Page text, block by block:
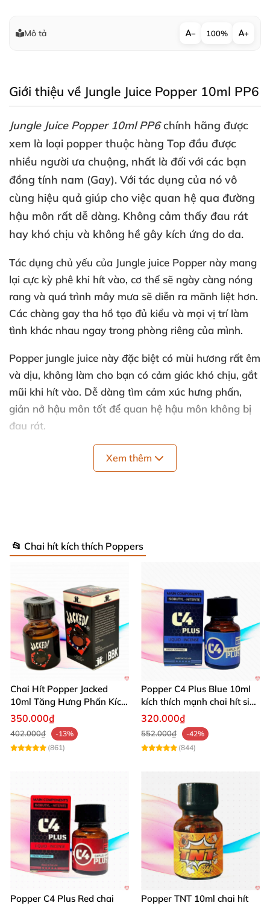
Mô tả − 100% +
Giới thiệu về Jungle Juice Popper 10ml PP6
Jungle Juice Popper 10ml PP6chính hãng được
xem là loại popper thuộc hàng Top đầu được
nhiều người ưa chuộng, nhất là đối với các bạn
đồng tính nam (Gay). Với tác dụng của nó vô
cùng hiệu quả giúp cho việc quan hệ qua đường
hậu môn rất dễ dàng. Không cảm thấy đau rát
hay khó chịu và không hề gây kích ứng do da.
Tác dụng chủ yếu của Jungle juice Popper này mang
lại cực kỳ phê khi hít vào, cơ thể sẽ ngày càng nóng
rang và quá trình mây mưa sẽ diễn ra mãnh liệt hơn.
Các chàng gay tha hồ tạo đủ kiểu và mọi vị trí làm
tình khác nhau ngay trong phòng riêng của mình.
Popper jungle juice này đặc biệt có mùi hương rất êm
và dịu, không làm cho bạn có cảm giác khó chịu, gắt
mũi khi hít vào. Dễ dàng tìm cảm xúc hưng phấn,
giản nở hậu môn tốt để quan hệ hậu môn không bị
đau rát.
Nhưng bạn phải nhớ dùng kèm thêm Gel bôi trơn
dành cho hậu mônnhé. Cơ địa hấp thụ tốt còn làm
Các loại Jungle Juice Popper 10ml PP6 cho bạn tham khảo.
Thông tin chi tiết về sản phẩm Jungle Juice
Popper 10ml PP6
Thể loại: Sextoy đồng tính, poppers.
Xem thêm
📂 Chai hít kích thích Poppers
Chai Hít Popper Jacked
10ml Tăng Hưng Phấn Kích
Thích Mạnh Mẽ
350.000₫
402.000₫
-13%
(861)
Popper C4 Plus Blue 10ml
kích thích mạnh chai hít siêu
đỉnh
320.000₫
552.000₫
-42%
(844)
Popper C4 Plus Red chai
Popper TNT 10ml chai hít